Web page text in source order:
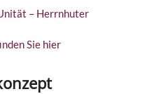
– Herrnhuter
Sie hier